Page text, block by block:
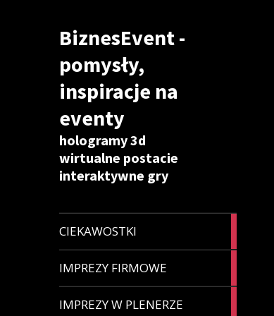
BiznesEvent -
pomysły,
inspiracje na
eventy
hologramy 3d
wirtualne postacie
interaktywne gry
CIEKAWOSTKI
IMPREZY FIRMOWE
IMPREZY W PLENERZE